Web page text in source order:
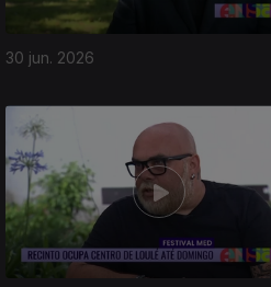
30 jun. 2026